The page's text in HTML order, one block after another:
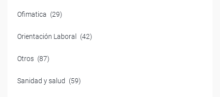
Ofimatica (29)
Orientación Laboral (42)
Otros (87)
Sanidad y salud (59)